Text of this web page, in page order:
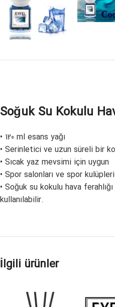
Soğuk Su Kokulu
• 120 ml esans yağı
• Serinletici ve uzun süreli bir
• Sıcak yaz mevsimi için uygun
• Spor salonları ve spor
• Soğuk su kokulu hava
kullanılabilir.
İlgili ürünler